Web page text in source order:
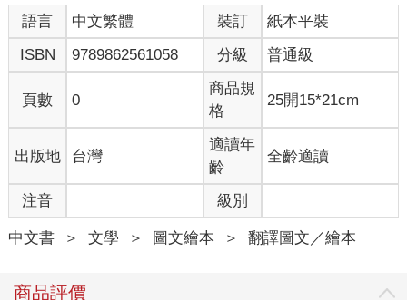
語言 中文繁體 裝訂
紙本平裝
ISBN
9789862561058 分級 普通級
頁數 0
商品規
格
25開15*21cm
出版地 台灣
適讀年
齡
全齡適讀
注音 級別
中文書 ＞ 文學 ＞ 圖文繪本 ＞ 翻譯圖文／繪本
商品評價